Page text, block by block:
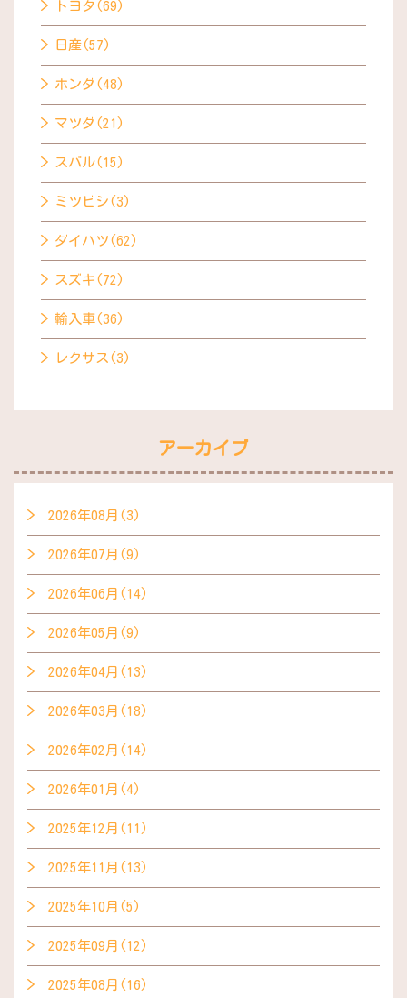
トヨタ(69)
日産(57)
ホンダ(48)
マツダ(21)
スバル(15)
ミツビシ(3)
ダイハツ(62)
スズキ(72)
輸入車(36)
レクサス(3)
アーカイブ
2026年08月(3)
2026年07月(9)
2026年06月(14)
2026年05月(9)
2026年04月(13)
2026年03月(18)
2026年02月(14)
2026年01月(4)
2025年12月(11)
2025年11月(13)
2025年10月(5)
2025年09月(12)
2025年08月(16)